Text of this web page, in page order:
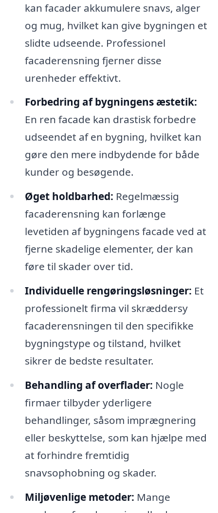
kan facader akkumulere snavs, alger
og mug, hvilket kan give bygningen et
slidte udseende. Professionel
facaderensning fjerner disse
urenheder effektivt.
Forbedring af bygningens æstetik:
En ren facade kan drastisk forbedre
udseendet af en bygning, hvilket kan
gøre den mere indbydende for både
kunder og besøgende.
Øget holdbarhed: Regelmæssig
facaderensning kan forlænge
levetiden af bygningens facade ved at
fjerne skadelige elementer, der kan
føre til skader over tid.
Individuelle rengøringsløsninger: Et
professionelt firma vil skræddersy
facaderensningen til den specifikke
bygningstype og tilstand, hvilket
sikrer de bedste resultater.
Behandling af overflader: Nogle
firmaer tilbyder yderligere
behandlinger, såsom imprægnering
eller beskyttelse, som kan hjælpe med
at forhindre fremtidig
snavsophobning og skader.
Miljøvenlige metoder: Mange